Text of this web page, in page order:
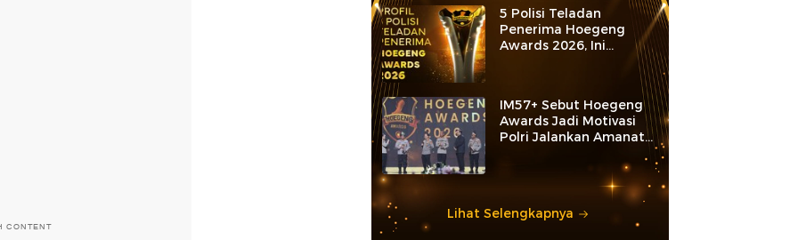
CONTENT
5 Polisi Teladan
Penerima Hoegeng
Awards 2026, Ini
Kategori dan Kiprahnya
IM57+ Sebut Hoegeng
Awards Jadi Motivasi
Polri Jalankan Amanat
Lihat Selengkapnya